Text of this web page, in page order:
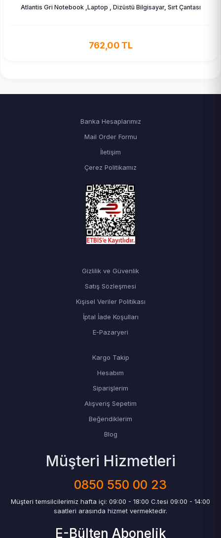
Atlantis Gri Notebook ,Laptop , Dizüstü Bilgisayar, Sırt Çantası
762,00 TL
Banka Hesaplarımız
Mail Order Formu
İletişim
Çerez Politikamız
Gizlilik ve Güvenlik
Satış Sözleşmesi
Kişisel Veriler Politikası
İptal İade Koşulları
E-Pazaryeri
Kargo Takip
Hesabım
Siparişlerim
Alışveriş Sepetim
Beğendiklerim
Blog
Müşteri Hizmetleri
0850 550 00 23
Müşteri temsilcilerimiz hafta içi: 09:00 - 18:00 C.tesi 09:00 - 14:00
saatleri arasında hizmet vermektedir.
E-Bülten Abonelik